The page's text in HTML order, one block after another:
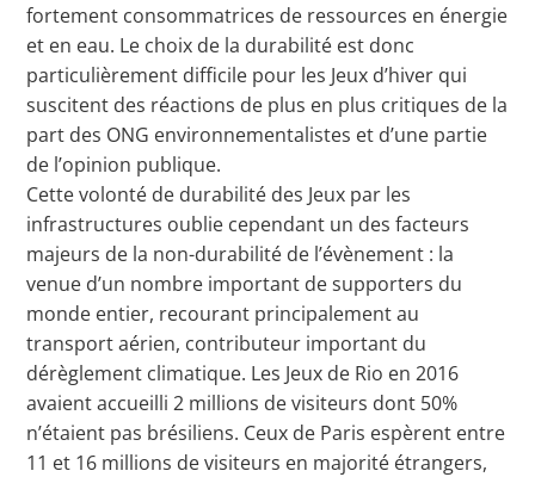
fortement consommatrices de ressources en énergie
et en eau. Le choix de la durabilité est donc
particulièrement difficile pour les Jeux d’hiver qui
suscitent des réactions de plus en plus critiques de la
part des ONG environnementalistes et d’une partie
de l’opinion publique.
Cette volonté de durabilité des Jeux par les
infrastructures oublie cependant un des facteurs
majeurs de la non-durabilité de l’évènement : la
venue d’un nombre important de supporters du
monde entier, recourant principalement au
transport aérien, contributeur important du
dérèglement climatique. Les Jeux de Rio en 2016
avaient accueilli 2 millions de visiteurs dont 50%
n’étaient pas brésiliens. Ceux de Paris espèrent entre
11 et 16 millions de visiteurs en majorité étrangers,